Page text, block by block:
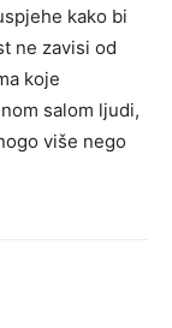
kako bi
ne zavisi od
koje
salom ljudi,
više nego